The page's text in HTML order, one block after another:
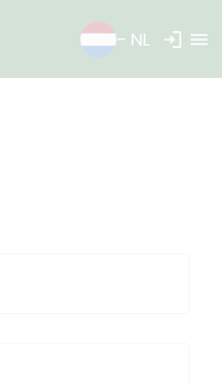
- NL login menu